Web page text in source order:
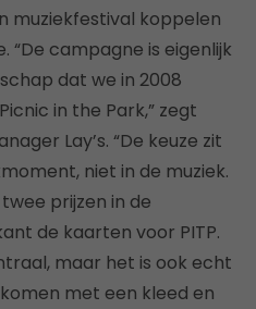
muziekfestival koppelen
“De campagne is eigenlijk
dat we in 2008
in the Park,” zegt
Lay’s. “De keuze zit
niet in de muziek.
prijzen in de
de kaarten voor PITP.
maar het is ook echt
met een kleed en